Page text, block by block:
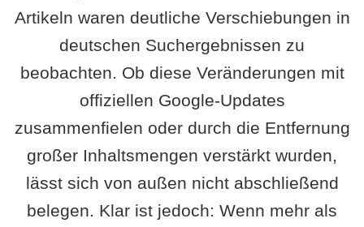
Artikeln waren deutliche Verschiebungen in
deutschen Suchergebnissen zu
beobachten. Ob diese Veränderungen mit
offiziellen Google-Updates
zusammenfielen oder durch die Entfernung
großer Inhaltsmengen verstärkt wurden,
lässt sich von außen nicht abschließend
belegen. Klar ist jedoch: Wenn mehr als